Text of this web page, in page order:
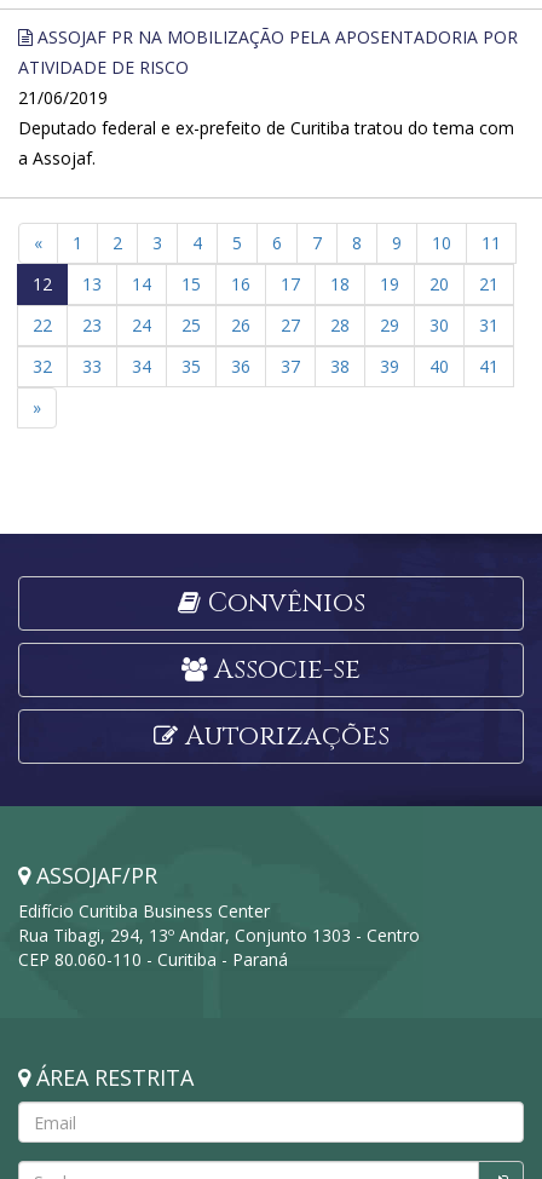
ASSOJAF PR NA MOBILIZAÇÃO PELA APOSENTADORIA POR
ATIVIDADE DE RISCO
21/06/2019
Deputado federal e ex-prefeito de Curitiba tratou do tema com
a Assojaf.
« 1 2 3 4 5 6 7 8 9 10
11
12
13 14 15 16 17 18 19 20
21
22
23 24 25 26 27 28 29 30
31
32
33 34 35 36 37 38 39 40
41
»
Convênios
Associe-se
Autorizações
ASSOJAF/PR
Edifício Curitiba Business Center
Rua Tibagi, 294, 13º Andar, Conjunto 1303 - Centro
CEP 80.060-110 - Curitiba - Paraná
ÁREA RESTRITA